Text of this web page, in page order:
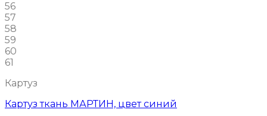
56
57
58
59
60
61
Картуз
Картуз ткань МАРТИН, цвет синий